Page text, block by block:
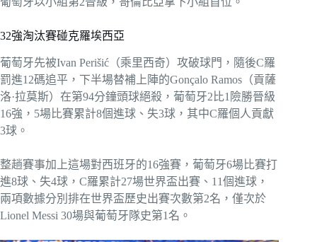
32強淘汰賽碰克羅埃西亞
葡萄牙先被Ivan Perišić（乘里西奇）攻破球門，隨後C羅
罰進12碼追平，下半場替補上陣的Gonçalo Ramos（貢薩
洛·拉莫斯）在第94分鐘頭球絕殺，葡萄牙2比1險勝晉級
16強，5場比賽累計8個進球、失3球，其中C羅個人貢獻
3球。
整趟賽事加上這場對西班牙的16強賽，葡萄牙6場比賽打
進8球、失4球，C羅累計27場世界盃出賽、11個進球，
兩項數據分別排在世界盃歷史出賽次數第2名，僅次於
Lionel Messi 30場與葡萄牙隊史第1名。